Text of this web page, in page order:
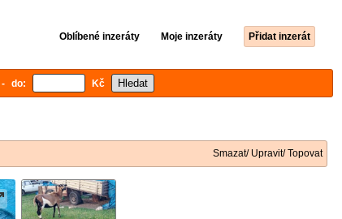
Oblíbené inzeráty Moje inzeráty Přidat inzerát
- do: Kč
Smazat/ Upravit/ Topovat